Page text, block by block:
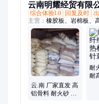
云南明耀经贸有限
综合体验L0
回复及时
主营： 橡胶板、岩棉板、
机防火堵料
云.南 厂家直发 高
铝骨料 耐火砂 耐
耐
耐